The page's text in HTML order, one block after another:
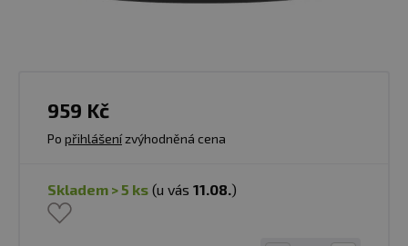
959 Kč
Po přihlášenízvýhodněná cena
skladem > 5 ks (u vás 11.08.)